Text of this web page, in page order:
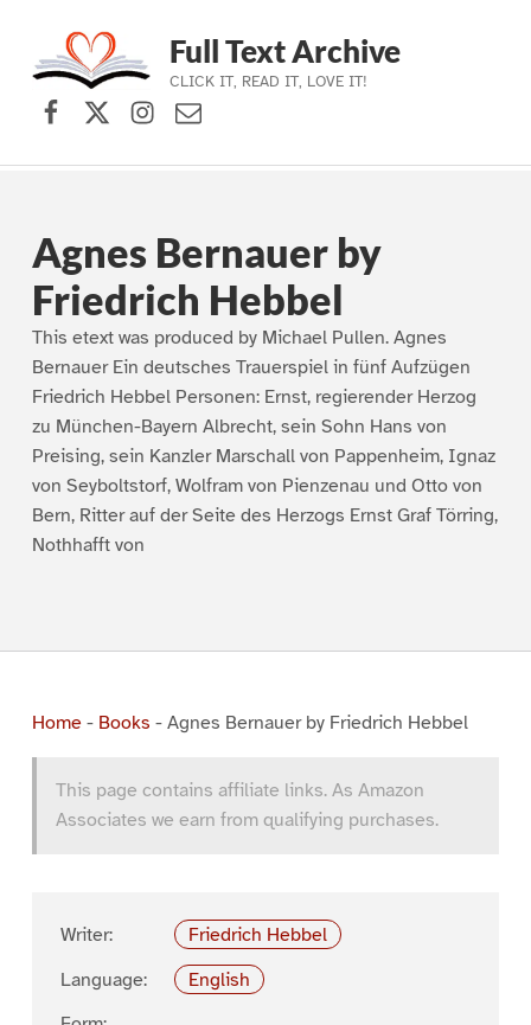
Skip to main navigation
Skip to main content
Skip to footer
Full Text Archive
CLICK IT, READ IT, LOVE IT!
Facebook
X (formerly Twitter)
Instagram
Contact Us
Agnes Bernauer by
Friedrich Hebbel
This etext was produced by Michael Pullen. Agnes
Bernauer Ein deutsches Trauerspiel in fünf Aufzügen
Friedrich Hebbel Personen: Ernst, regierender Herzog
zu München-Bayern Albrecht, sein Sohn Hans von
Preising, sein Kanzler Marschall von Pappenheim, Ignaz
von Seyboltstorf, Wolfram von Pienzenau und Otto von
Bern, Ritter auf der Seite des Herzogs Ernst Graf Törring,
Nothhafft von
Home- Books - Agnes Bernauer by Friedrich Hebbel
This page contains affiliate links. As Amazon
Associates we earn from qualifying purchases.
Writer:
Friedrich Hebbel
Language:
English